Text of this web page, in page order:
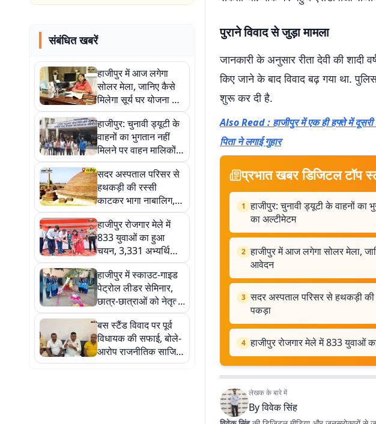
संबंधित खबरें
हाजीपुर में आज लगेगा
सोलर मेला, जानिए कैसे
मिलेगा सूर्य घर योजना का
लाभ और कैसे करें आवेदन
हाजीपुर: चुनावी ड्यूटी के
वाहनों का भुगतान नहीं
मिलने पर वाहन मालिकों
का प्रदर्शन, 15 दिन का
अल्टीमेटम
सदर अस्पताल परिसर से
हथकड़ी की रस्सी
काटकर भागा नाबालिग,
पुलिस ने दोबारा घर से
पकड़ा
हाजीपुर रोजगार मेले में
833 युवाओं का हुआ
चयन, 3,331 अभ्यर्थियों
ने किया था पंजीकरण
हाजीपुर में स्काउट-गाइड
पेट्रोल लीडर सेमिनार,
छात्र-छात्राओं को नेतृत्व
और सेवा का दिया
प्रशिक्षण
बस स्टैंड विवाद पर पूर्व
विधायक की सफाई, बोले-
आरोप राजनीतिक साजिश,
सीएम-डीजीपी से मांगेंगे
पुराने विवाद से जुड़ा मामला
जानकारी के अनुसार रीता देवी की शादी
किए जाने के बाद विवाद बढ़ गया था.
शुरू कर दी है.
Also Read : हाजीपुर में एक ही हफ्ते में दूसरी
पिता ने लगाई गुहार
प्रभात खबर डिजिटल टॉप
1 हाजीपुर: चुनावी ड्यूटी के वाहनों का
का अल्टीमेटम
2 हाजीपुर में आज लगेगा सोलर मेला,
आवेदन
3 सदर अस्पताल परिसर से हथकड़ी की
पकड़ा
4 हाजीपुर रोजगार मेले में 833 युवाओं
लेखक के बारे में
Byविवेक सिंह